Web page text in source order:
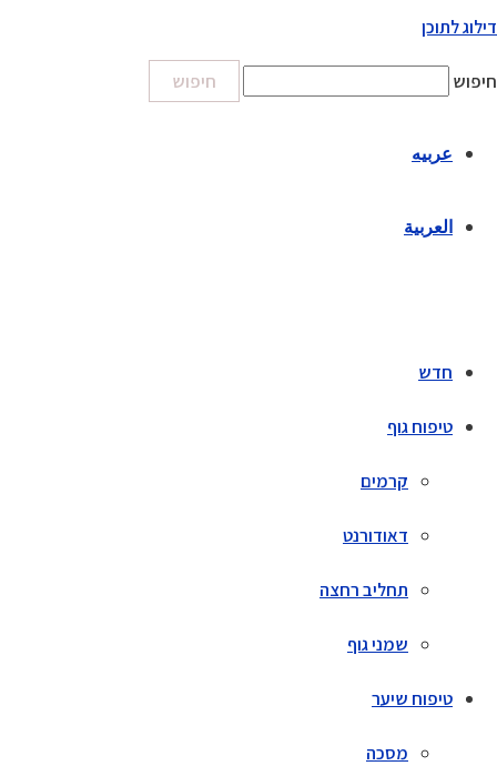
דילוג לתוכן
חיפוש חיפוש
عربيه
العربية
חדש
טיפוח גוף
קרמים
דאודורנט
תחליב רחצה
שמני גוף
טיפוח שיער
מסכה